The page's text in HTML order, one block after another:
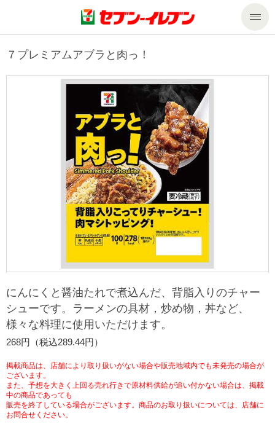
商品のご案内
商品のご案内トップ
商品カテゴリ一覧
セブンプレミアム
食の安全・安心への取組み
ギフト
プリペイドカード・金券
ニンテンドー・ダウンロードカード
セール・キャンペーン
nanacoトップ
マルチコピー機でできること
マルチコピー機でできることトップ
コピー
プリント
スキャン
ファクス
便利なサービス
宅配便
切手・はがき・印紙
セブン銀行ATM
ご利用可能なお支払い方法
チケットサービス
セブンチケット
イープラス
セブン‐イレブンでお受取り
セブンネットショッピング
企業情報トップ
ニュースリリース
企業理念
会社概要
貸借対照表・損益計算書
沿革
私たちの取組み
サステナビリティ
サステナビリティトップ
セブン＆アイ・ホールディングスの重点課題
サステナビリティ活動基本方針
サステナビリティ推進体制
GREEN CHALLENGE 2050
加盟店オーナー募集 物件募集・購入
アルバイト情報
店舗検索
お問い合わせ
Language
７プレミアムアブラと肉っ！
にんにくと醤油たれで煮込んだ、背脂入りのチャー
シューです。ラーメンの具材，炒め物，丼など、
様々な料理に使用いただけます。
268円（税込289.44円）
掲載商品は、店舗により取り扱いがない場合や販売地域内でも未発売の場合が
ございます。
また、予想を大きく上回る売れ行きで原材料供給が追い付かない場合は、掲載
中の商品であっても
販売を終了している場合がございます。商品のお取り扱いについては、店舗に
お問合せください。